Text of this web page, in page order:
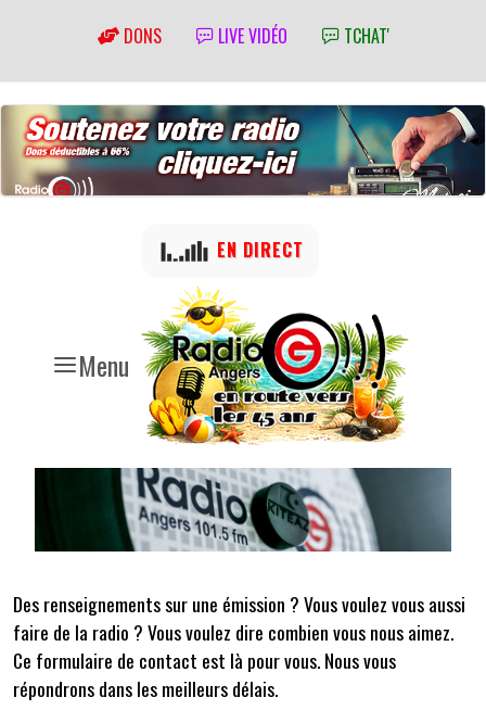
DONS LIVE VIDÉO TCHAT'
Menu
EN DIRECT
Des renseignements sur une émission ? Vous voulez vous aussi
faire de la radio ? Vous voulez dire combien vous nous aimez.
Ce formulaire de contact est là pour vous. Nous vous
répondrons dans les meilleurs délais.